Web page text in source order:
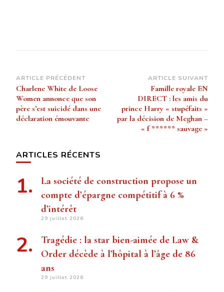
Navigation
d’article
ARTICLE PRÉCÉDENT
Charlene White de Loose
Women annonce que son
père s’est suicidé dans une
déclaration émouvante
ARTICLE SUIVANT
Famille royale EN
DIRECT : les amis du
prince Harry « stupéfaits »
par la décision de Meghan –
« f ****** sauvage »
ARTICLES RÉCENTS
La société de construction propose un
compte d’épargne compétitif à 6 %
d’intérêt
29 juillet 2026
Tragédie : la star bien-aimée de Law &
Order décède à l’hôpital à l’âge de 86
ans
29 juillet 2026